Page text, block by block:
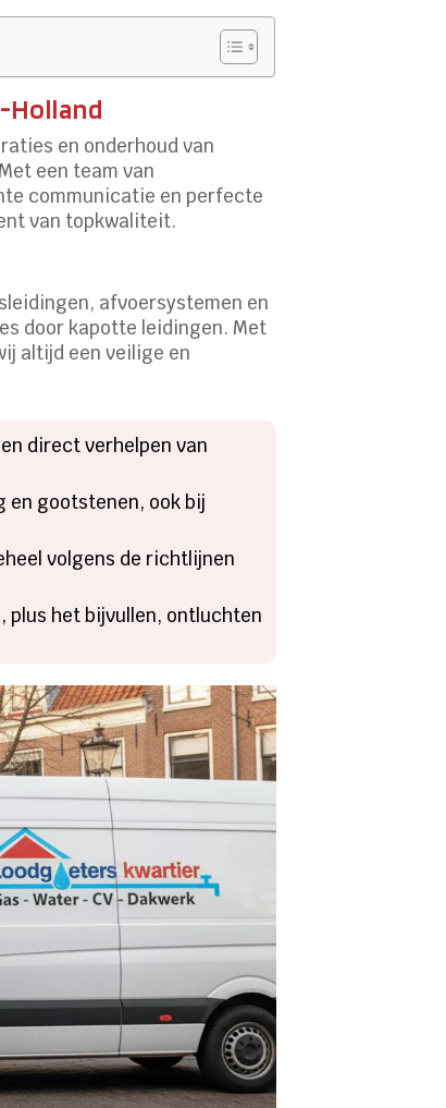
en onderhoud van
een team van
communicatie en perfecte
van topkwaliteit.
afvoersystemen en
door kapotte leidingen. Met
altijd een veilige en
direct verhelpen van
en gootstenen, ook bij
volgens de richtlijnen
plus het bijvullen, ontluchten